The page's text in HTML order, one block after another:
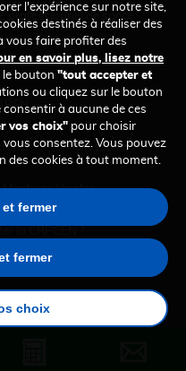
professionnel de santé
des administrateurs
Glossaire
Mentions légales
cookies
l'expérience sur notre site,
destinés à réaliser des
vous faire profiter des
en savoir plus, lisez notre
le bouton "tout accepter et
ou cliquez sur le bouton
consentir à aucune de ces
vos choix"pour choisir
consentez. Vous pouvez
des cookies à tout moment.
fermer
fermer
choix